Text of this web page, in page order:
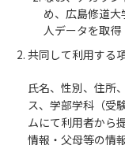
め、広島修道
人データを取得
共同して利用する
氏名、性別、住所
ス、学部学科（受
ムにて利用者から
情報・父母等の情